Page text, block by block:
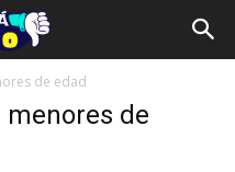
de edad
menores de